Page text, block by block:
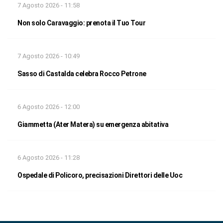
7 Agosto 2026 - 11:58
Non solo Caravaggio: prenota il Tuo Tour
7 Agosto 2026 - 10:49
Sasso di Castalda celebra Rocco Petrone
6 Agosto 2026 - 12:00
Giammetta (Ater Matera) su emergenza abitativa
6 Agosto 2026 - 11:28
Ospedale di Policoro, precisazioni Direttori delle Uoc